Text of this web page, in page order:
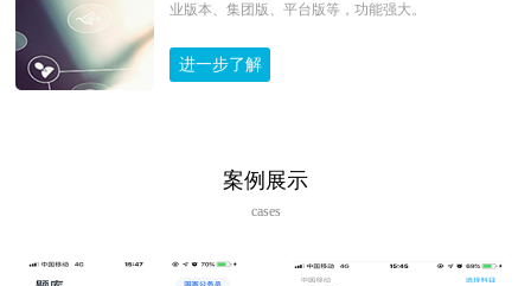
业版本、集团版、平台版等，功能强大。
进一步了解
案例展示
cases